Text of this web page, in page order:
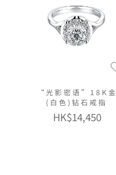
“光影密语”18K金
(白色)钻石戒指
HK$14,450